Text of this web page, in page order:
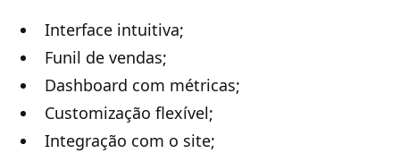
Interface intuitiva;
Funil de vendas;
Dashboard com métricas;
Customização flexível;
Integração com o site;